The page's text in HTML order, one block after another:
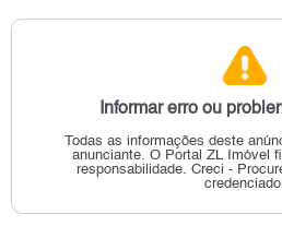
Informar erro ou
Todas as informações deste
anunciante. O Portal ZL Imóvel
responsabilidade. Creci -